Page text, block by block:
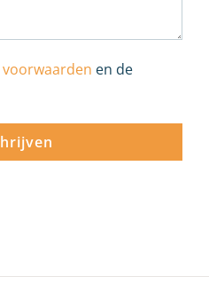
voorwaarden en de